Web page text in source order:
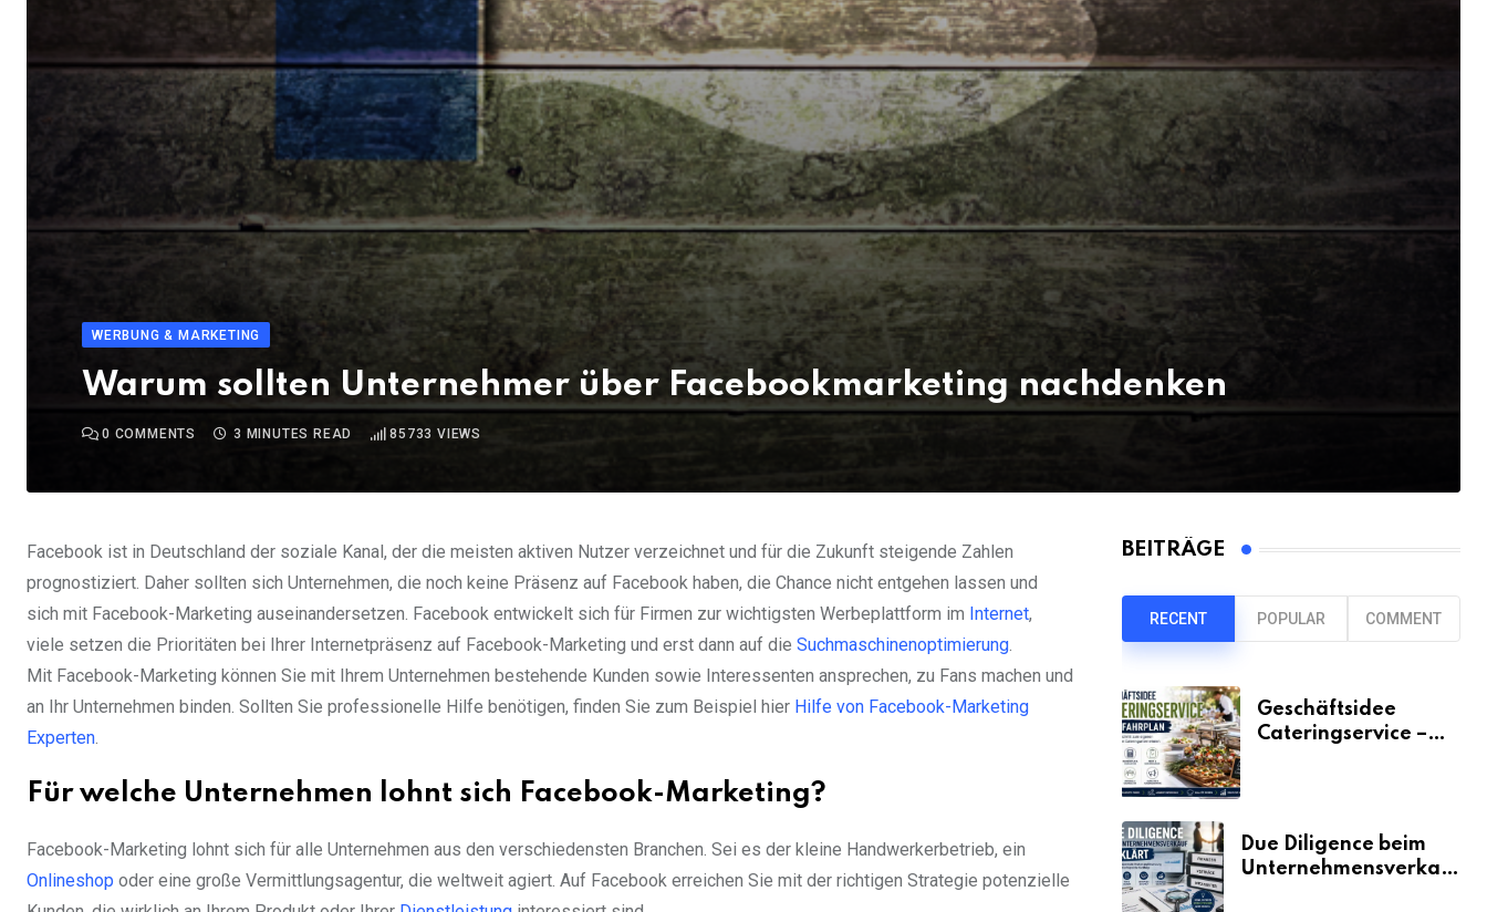
WERBUNG & MARKETING
Warum sollten Unternehmer über Facebookmarketing nachdenken
0 COMMENTS 3 MINUTES READ 85733 VIEWS
Facebook ist in Deutschland der soziale Kanal, der die meisten aktiven Nutzer verzeichnet und für die Zukunft steigende Zahlen
prognostiziert. Daher sollten sich Unternehmen, die noch keine Präsenz auf Facebook haben, die Chance nicht entgehen lassen und
sich mit Facebook-Marketing auseinandersetzen. Facebook entwickelt sich für Firmen zur wichtigsten Werbeplattform im Internet,
viele setzen die Prioritäten bei Ihrer Internetpräsenz auf Facebook-Marketing und erst dann auf die Suchmaschinenoptimierung.
Mit Facebook-Marketing können Sie mit Ihrem Unternehmen bestehende Kunden sowie Interessenten ansprechen, zu Fans machen und
an Ihr Unternehmen binden. Sollten Sie professionelle Hilfe benötigen, finden Sie zum Beispiel hier Hilfe von Facebook-Marketing
Experten.
Für welche Unternehmen lohnt sich Facebook-Marketing?
Facebook-Marketing lohnt sich für alle Unternehmen aus den verschiedensten Branchen. Sei es der kleine Handwerkerbetrieb, ein
Onlineshop oder eine große Vermittlungsagentur, die weltweit agiert. Auf Facebook erreichen Sie mit der richtigen Strategie potenzielle
BEITRÄGE
RECENT POPULAR COMMENT
Geschäftsidee
Cateringservice –
Due Diligence beim
Unternehmensverkauf